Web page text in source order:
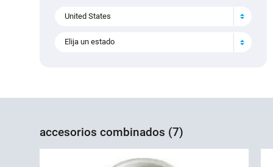
United States
Elija un estado
accesorios combinados (7)